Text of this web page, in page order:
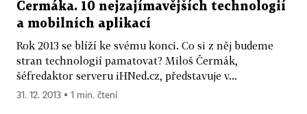
Čermáka. 10 nejzajímavějších technologií
a mobilních aplikací
Rok 2013 se blíží ke svému konci. Co si z něj budeme
stran technologií pamatovat? Miloš Čermák,
šéfredaktor serveru iHNed.cz, představuje v...
31. 12. 2013 ▪ 1 min. čtení